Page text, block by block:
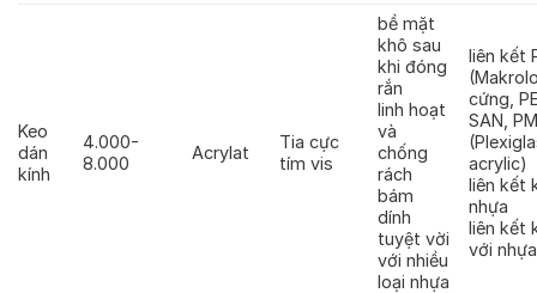
Keo
dán
kính
4.000-
8.000
Acrylat
Tia cực
tím vis
bề mặt
khô sau
khi đóng
rắn
linh hoạt
và
chống
rách
bám
dính
tuyệt vời
với nhiều
loại nhựa
liên kết
cứng,
SAN,
acrylic)
liên kết
nhựa
liên kết
với nhựa